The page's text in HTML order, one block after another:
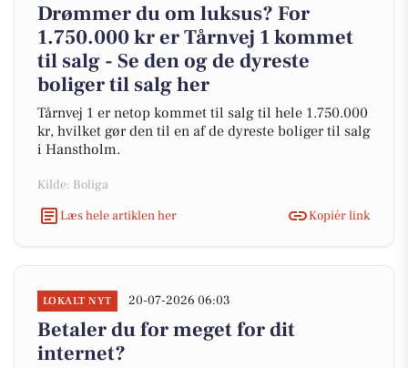
Drømmer du om luksus? For
1.750.000 kr er Tårnvej 1 kommet
til salg - Se den og de dyreste
boliger til salg her
Tårnvej 1 er netop kommet til salg til hele 1.750.000
kr, hvilket gør den til en af de dyreste boliger til salg
i Hanstholm.
Kilde: Boliga
Læs hele artiklen her
Kopiér link
LOKALT NYT 20-07-2026 06:03
Betaler du for meget for dit
internet?